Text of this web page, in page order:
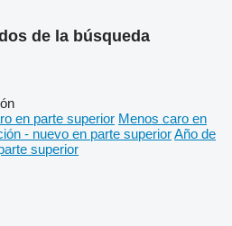
de la búsqueda
en parte superior Menos caro en
- nuevo en parte superiorAño de
superior